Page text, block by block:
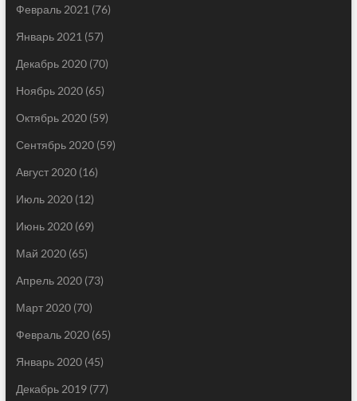
Февраль 2021 (76)
Январь 2021 (57)
Декабрь 2020(70)
Ноябрь 2020(65)
Октябрь 2020(59)
Сентябрь 2020(59)
Август 2020(16)
Июль 2020(12)
Июнь 2020(69)
Май 2020(65)
Апрель 2020(73)
Март 2020(70)
Февраль 2020(65)
Январь 2020(45)
Декабрь 2019(77)